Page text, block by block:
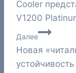
по
записям
Cooler
V1200
Далее
Новая